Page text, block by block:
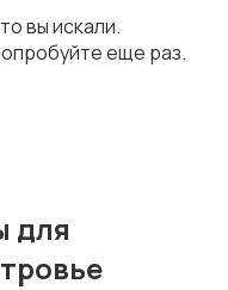
вы искали.
еще раз.
для